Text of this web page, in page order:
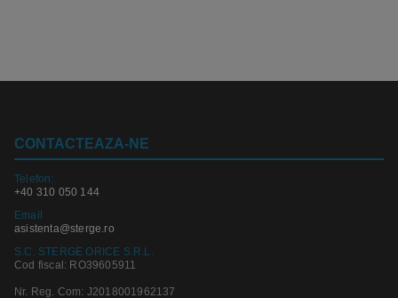
CONTACTEAZA-NE
Telefon:
+40 310 050 144
Email
asistenta@sterge.ro
S.C. STERGE ORICE S.R.L.
Cod fiscal: RO39605911
Nr. Reg. Com: J2018001962137